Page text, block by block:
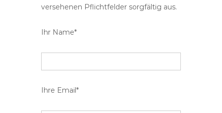
versehenen Pflichtfelder sorgfältig aus.
Ihr Name*
Ihre Email*